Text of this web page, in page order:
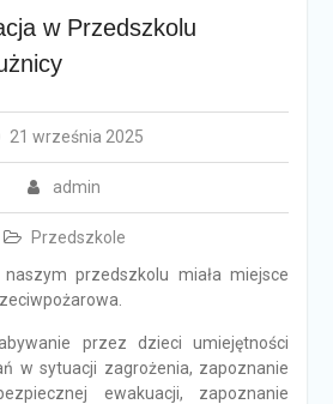
w Przedszkolu
21 września 2025
admin
Przedszkole
naszym przedszkolu miała miejsce
przez dzieci umiejętności
w sytuacji zagrożenia, zapoznanie
ewakuacji, zapoznanie